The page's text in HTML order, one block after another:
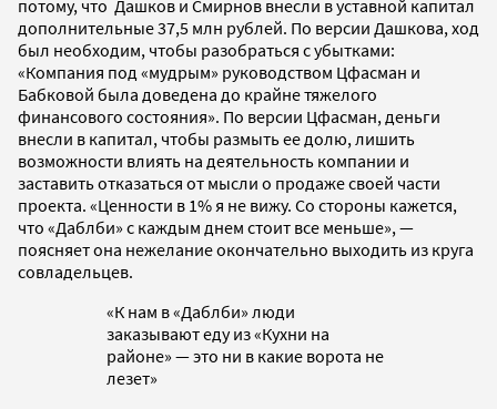
потому, что Дашков и Смирнов внесли в уставной капитал
дополнительные 37,5 млн рублей. По версии Дашкова, ход
был необходим, чтобы разобраться с убытками:
«Компания под «мудрым» руководством Цфасман и
Бабковой была доведена до крайне тяжелого
финансового состояния». По версии Цфасман, деньги
внесли в капитал, чтобы размыть ее долю, лишить
возможности влиять на деятельность компании и
заставить отказаться от мысли о продаже своей части
проекта. «Ценности в 1% я не вижу. Со стороны кажется,
что «Даблби» с каждым днем стоит все меньше», —
поясняет она нежелание окончательно выходить из круга
совладельцев.
«К нам в «Даблби» люди
заказывают еду из «Кухни на
районе» — это ни в какие ворота не
лезет»